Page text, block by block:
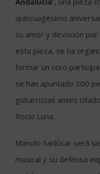
quincuagésimo
su amor y devoción
esta pieza, se ha
formar un coro
se han apuntado 300
guitarristas antes
Rocío Luna.
Manolo Sanlúcar será
musical y su defensa